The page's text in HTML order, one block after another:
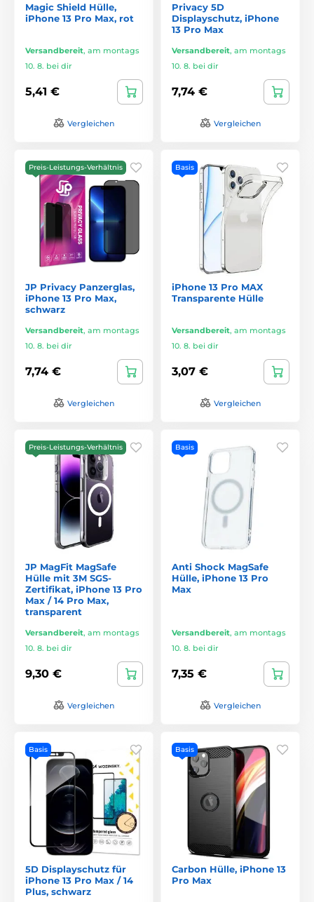
Magic Shield Hülle,
iPhone 13 Pro Max, rot
Versandbereit, am montags
10. 8. bei dir
5,41 €
Vergleichen
Privacy 5D
Displayschutz, iPhone
13 Pro Max
Versandbereit, am montags
10. 8. bei dir
7,74 €
Vergleichen
Preis-Leistungs-Verhältnis
JP Privacy Panzerglas,
iPhone 13 Pro Max,
schwarz
Versandbereit, am montags
10. 8. bei dir
7,74 €
Vergleichen
Basis
iPhone 13 Pro MAX
Transparente Hülle
Versandbereit, am montags
10. 8. bei dir
3,07 €
Vergleichen
Preis-Leistungs-Verhältnis
JP MagFit MagSafe
Hülle mit 3M SGS-
Zertifikat, iPhone 13 Pro
Max / 14 Pro Max,
transparent
Versandbereit, am montags
10. 8. bei dir
9,30 €
Vergleichen
Basis
Anti Shock MagSafe
Hülle, iPhone 13 Pro
Max
Versandbereit, am montags
10. 8. bei dir
7,35 €
Vergleichen
Basis
5D Displayschutz für
iPhone 13 Pro Max / 14
Plus, schwarz
Basis
Carbon Hülle, iPhone 13
Pro Max